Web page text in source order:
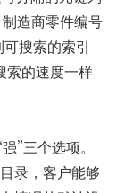
造商零件编号
搜索的索引
索的速度一样
”三个选项。
录，客户能够